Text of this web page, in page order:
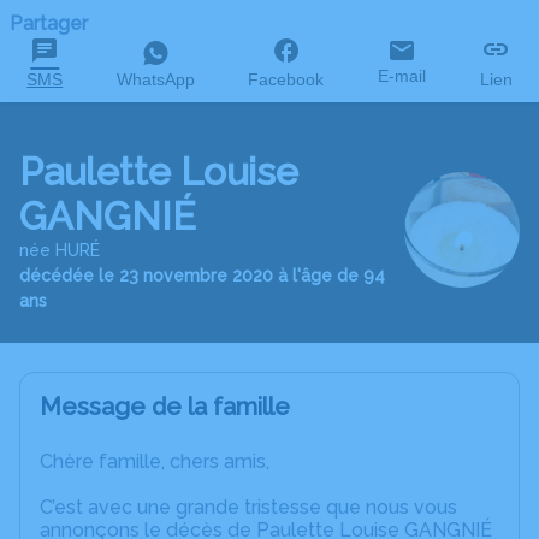
Partager
SMS WhatsApp Facebook E-mail Lien
Paulette Louise
GANGNIÉ
née HURÉ
décédée le 23 novembre 2020 à l'âge de 94
ans
Message de la famille
Chère famille, chers amis,
C’est avec une grande tristesse que nous vous
annonçons le décès de Paulette Louise GANGNIÉ